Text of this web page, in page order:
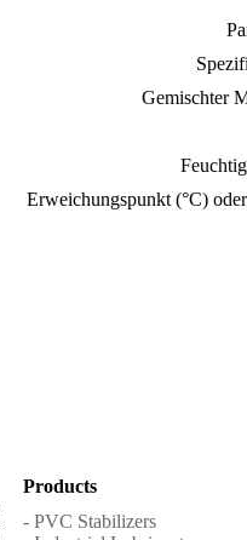
Gemischter
Erweichungspunkt (°C)
Products
- PVC Stabilizers